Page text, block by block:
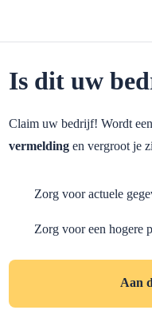
Is dit uw
Claim uw bedrijf! Wordt een
vermelding en vergroot je
Zorg voor actuele
Zorg voor een hogere
Aan